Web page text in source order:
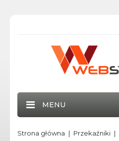
MENU
Strona główna Przekaźniki